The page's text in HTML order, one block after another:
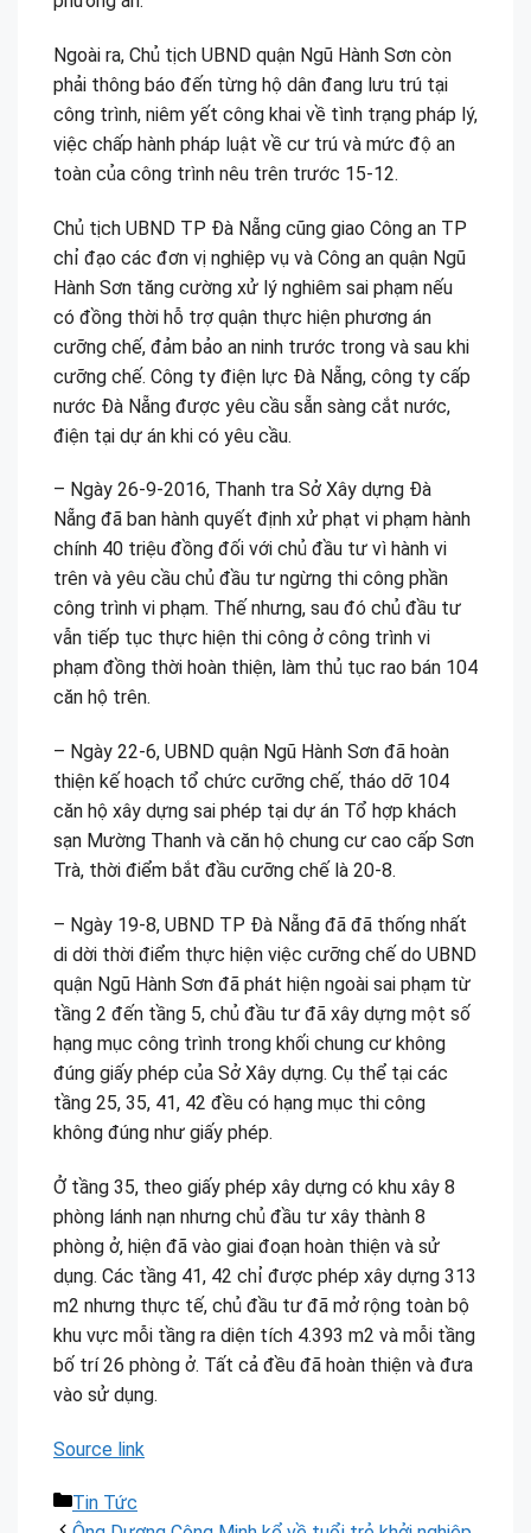
Ngoài ra, Chủ tịch UBND quận Ngũ Hành Sơn còn
phải thông báo đến từng hộ dân đang lưu trú tại
công trình, niêm yết công khai về tình trạng pháp lý,
việc chấp hành pháp luật về cư trú và mức độ an
toàn của công trình nêu trên trước 15-12.
Chủ tịch UBND TP Đà Nẵng cũng giao Công an TP
chỉ đạo các đơn vị nghiệp vụ và Công an quận Ngũ
Hành Sơn tăng cường xử lý nghiêm sai phạm nếu
có đồng thời hỗ trợ quận thực hiện phương án
cưỡng chế, đảm bảo an ninh trước trong và sau khi
cưỡng chế. Công ty điện lực Đà Nẵng, công ty cấp
nước Đà Nẵng được yêu cầu sẵn sàng cắt nước,
điện tại dự án khi có yêu cầu.
– Ngày 26-9-2016, Thanh tra Sở Xây dựng Đà
Nẵng đã ban hành quyết định xử phạt vi phạm hành
chính 40 triệu đồng đối với chủ đầu tư vì hành vi
trên và yêu cầu chủ đầu tư ngừng thi công phần
công trình vi phạm. Thế nhưng, sau đó chủ đầu tư
vẫn tiếp tục thực hiện thi công ở công trình vi
phạm đồng thời hoàn thiện, làm thủ tục rao bán 104
căn hộ trên.
– Ngày 22-6, UBND quận Ngũ Hành Sơn đã hoàn
thiện kế hoạch tổ chức cưỡng chế, tháo dỡ 104
căn hộ xây dựng sai phép tại dự án Tổ hợp khách
sạn Mường Thanh và căn hộ chung cư cao cấp Sơn
Trà, thời điểm bắt đầu cưỡng chế là 20-8.
– Ngày 19-8, UBND TP Đà Nẵng đã đã thống nhất
di dời thời điểm thực hiện việc cưỡng chế do UBND
quận Ngũ Hành Sơn đã phát hiện ngoài sai phạm từ
tầng 2 đến tầng 5, chủ đầu tư đã xây dựng một số
hạng mục công trình trong khối chung cư không
đúng giấy phép của Sở Xây dựng. Cụ thể tại các
tầng 25, 35, 41, 42 đều có hạng mục thi công
không đúng như giấy phép.
Ở tầng 35, theo giấy phép xây dựng có khu xây 8
phòng lánh nạn nhưng chủ đầu tư xây thành 8
phòng ở, hiện đã vào giai đoạn hoàn thiện và sử
dụng. Các tầng 41, 42 chỉ được phép xây dựng 313
m2 nhưng thực tế, chủ đầu tư đã mở rộng toàn bộ
khu vực mỗi tầng ra diện tích 4.393 m2 và mỗi tầng
bố trí 26 phòng ở. Tất cả đều đã hoàn thiện và đưa
vào sử dụng.
Source link
Danh
Tin Tức